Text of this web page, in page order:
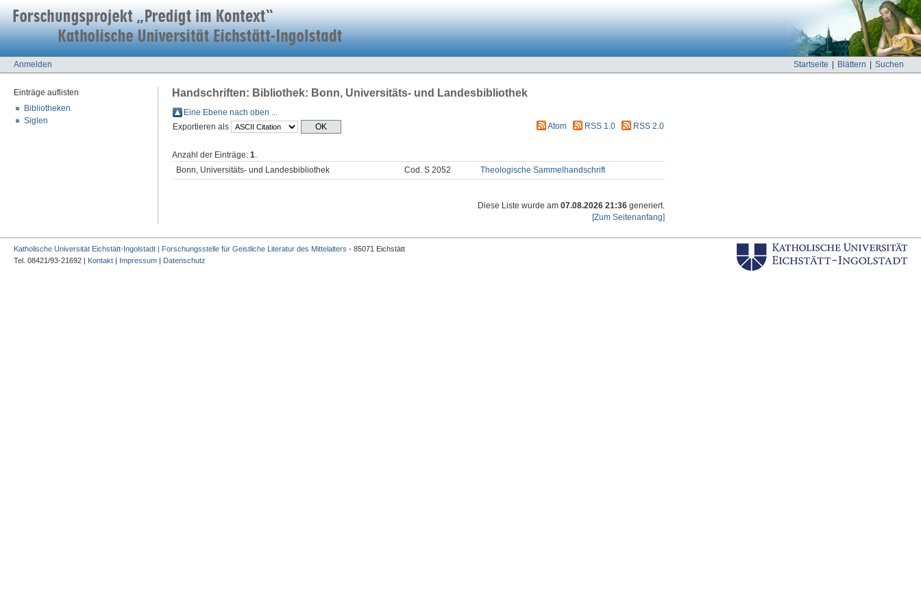
Startseite Blättern Suchen
Anmelden
Einträge auflisten
Bibliotheken
Siglen
Handschriften: Bibliothek: Bonn, Universitäts- und Landesbibliothek
Eine Ebene nach oben ...
Exportieren als
Atom RSS 1.0 RSS 2.0
Anzahl der Einträge: 1.
Bonn, Universitäts- und Landesbibliothek
Cod. S 2052 Theologische Sammelhandschrift
Diese Liste wurde am 07.08.2026 21:36 generiert.
[Zum Seitenanfang]
Katholische Universität Eichstätt-Ingolstadt | Forschungsstelle für Geistliche Literatur des Mittelalters - 85071 Eichstätt
Tel. 08421/93-21692 | Kontakt | Impressum | Datenschutz